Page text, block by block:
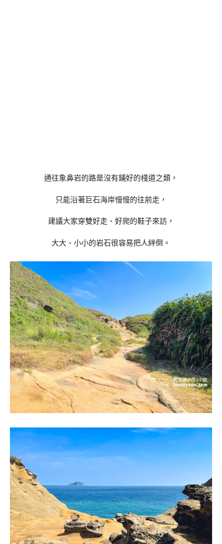
通往象鼻岩的路是沒有鋪好的棧道之類，
只能沿著巨石海岸慢慢的往前走，
建議大家穿雙好走、好爬的鞋子來訪，
大大、小小的岩石很容易把人絆倒。